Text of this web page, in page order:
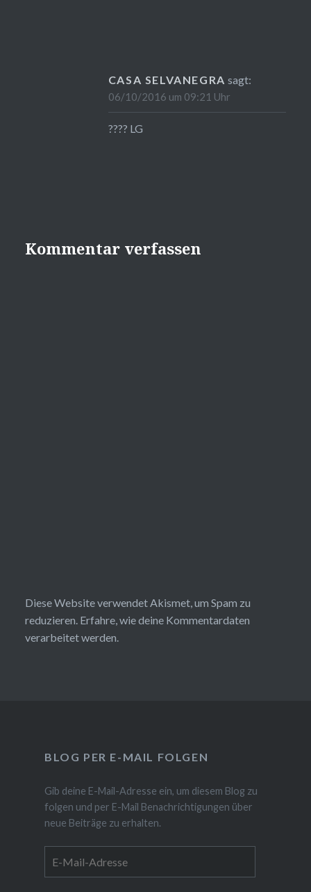
CASA SELVANEGRA sagt:
06/10/2016 um 09:21 Uhr
???? LG
Kommentar verfassen
Diese Website verwendet Akismet, um Spam zu
reduzieren. Erfahre, wie deine Kommentardaten
verarbeitet werden.
BLOG PER E-MAIL FOLGEN
Gib deine E-Mail-Adresse ein, um diesem Blog zu
folgen und per E-Mail Benachrichtigungen über
neue Beiträge zu erhalten.
Mail-